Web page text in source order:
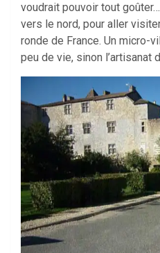
voudrait pouvoir tout
vers le nord, pour aller
ronde de France. Un micro-
peu de vie, sinon l’artisanat